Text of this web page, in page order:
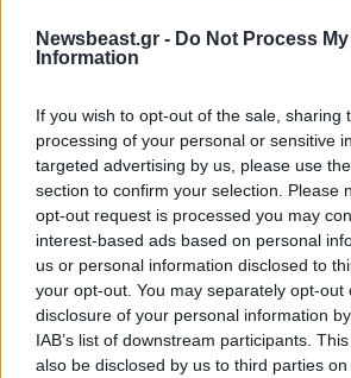
Newsbeast.gr - Do Not Process
Information
If you wish to opt-out of the sale, sharing
processing of your personal or sensitive
targeted advertising by us, please use
section to confirm your selection. Please
opt-out request is processed you may
interest-based ads based on personal
us or personal information disclosed to
your opt-out. You may separately opt-out
disclosure of your personal information
IAB’s list of downstream participants.
also be disclosed by us to third parties on
Η ανακάλυψη των επιστημόνων
Βίντεο από τις μικροσκοπικές
επιφάνεια